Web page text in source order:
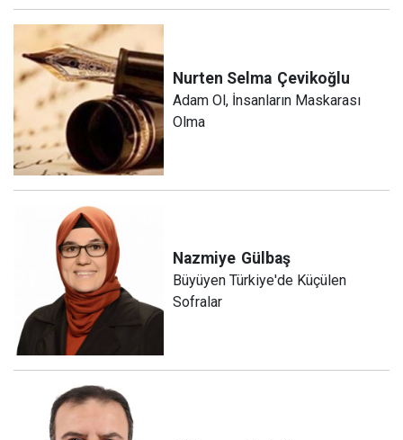
Nurten Selma Çevikoğlu
Adam Ol, İnsanların Maskarası
Olma
Nazmiye Gülbaş
Büyüyen Türkiye'de Küçülen
Sofralar